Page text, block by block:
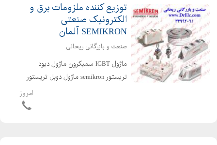
توزیع کننده ملزومات برق و
الکترونیک صنعتی
SEMIKRON آلمان
صنعت و بازرگانی ریحانی
ماژول IGBT سمیکرون ماژول دیود
تریستور semikron ماژول دوبل تریستور
امروز